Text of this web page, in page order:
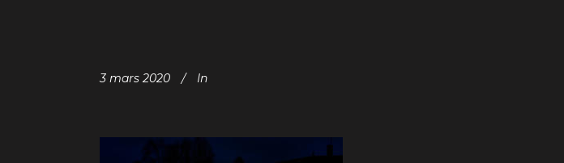
3 mars 2020 In